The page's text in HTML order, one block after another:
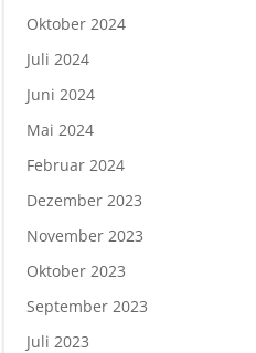
Oktober 2024
Juli 2024
Juni 2024
Mai 2024
Februar 2024
Dezember 2023
November 2023
Oktober 2023
September 2023
Juli 2023